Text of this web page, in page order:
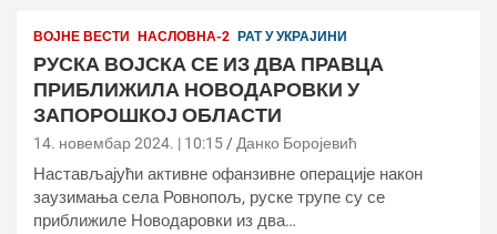
ВОЈНЕ ВЕСТИ НАСЛОВНА-2 РАТ У УКРАЈИНИ
РУСКА ВОЈСКА СЕ ИЗ ДВА ПРАВЦА
ПРИБЛИЖИЛА НОВОДАРОВКИ У
ЗАПОРОШКОЈ ОБЛАСТИ
14. новембар 2024. | 10:15 Данко Боројевић
Настављајући активне офанзивне операције након
заузимања села Ровнопољ, руске трупе су се
приближиле Новодаровки из два…